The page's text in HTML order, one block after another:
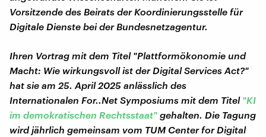
Vorsitzende des Beirats der Koordinierungsstelle für
Digitale Dienste bei der Bundesnetzagentur.
Ihren Vortrag mit dem Titel "Plattformökonomie und
Macht: Wie wirkungsvoll ist der Digital Services Act?"
hat sie am 25. April 2025 anlässlich des
Internationalen For..Net Symposiums mit dem Titel "KI
im demokratischen Rechtsstaat" gehalten. Die Tagung
wird jährlich gemeinsam vom TUM Center for Digital